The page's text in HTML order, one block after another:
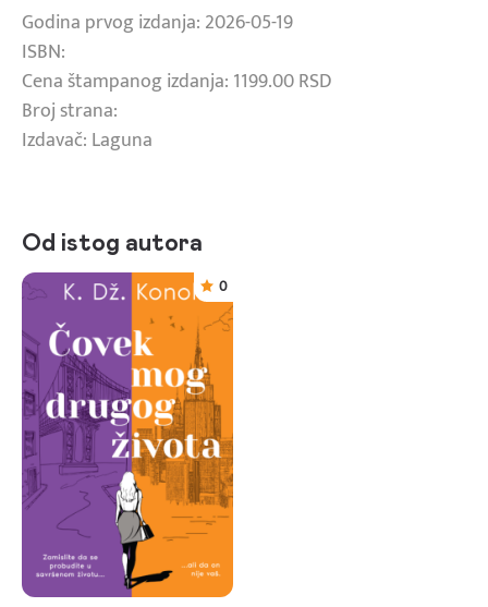
Godina prvog izdanja: 2026-05-19
ISBN:
Cena štampanog izdanja: 1199.00 RSD
Broj strana:
Izdavač: Laguna
Od istog autora
0